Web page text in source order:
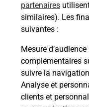
partenaires
similaires). Les
suivantes :
Mesure d’audience
complémentaires
suivre la
Analyse et
clients et
La
médaillon
c’est ?
Comment
téléassistance